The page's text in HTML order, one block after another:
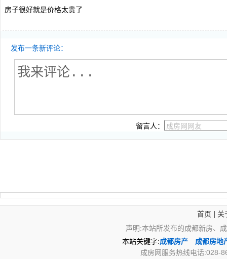
房子很好就是价格太贵了
发布一条新评论：
留言人：
首页 | 关
声明:本站所发布的成都新房、
本站关键字:成都房产
成都房地
成房网服务热线电话:028-